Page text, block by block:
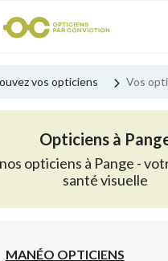
vos opticiens Vos
Opticiens à
opticiens à Pange -
santé visuelle
MANÉO OPTICIENS